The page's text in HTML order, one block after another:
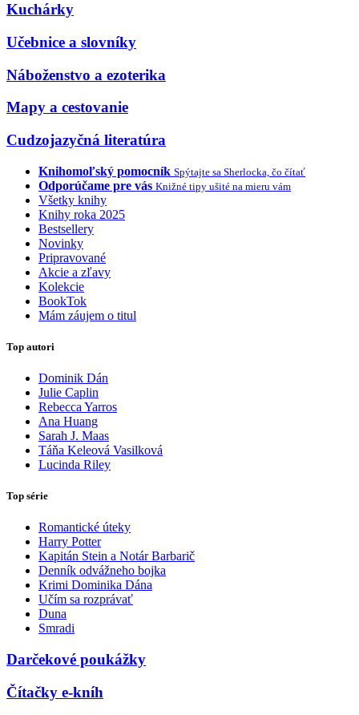
Kuchárky
Učebnice a slovníky
Náboženstvo a ezoterika
Mapy a cestovanie
Cudzojazyčná literatúra
Knihomoľský pomocník Spýtajte sa Sherlocka, čo čítať
Odporúčame pre vás Knižné tipy ušité na mieru vám
Všetky knihy
Knihy roka 2025
Bestsellery
Novinky
Pripravované
Akcie a zľavy
Kolekcie
BookTok
Mám záujem o titul
Top autori
Dominik Dán
Julie Caplin
Rebecca Yarros
Ana Huang
Sarah J. Maas
Táňa Keleová Vasilková
Lucinda Riley
Top série
Romantické úteky
Harry Potter
Kapitán Stein a Notár Barbarič
Denník odvážneho bojka
Krimi Dominika Dána
Učím sa rozprávať
Duna
Smradi
Darčekové poukážky
Čítačky e-kníh